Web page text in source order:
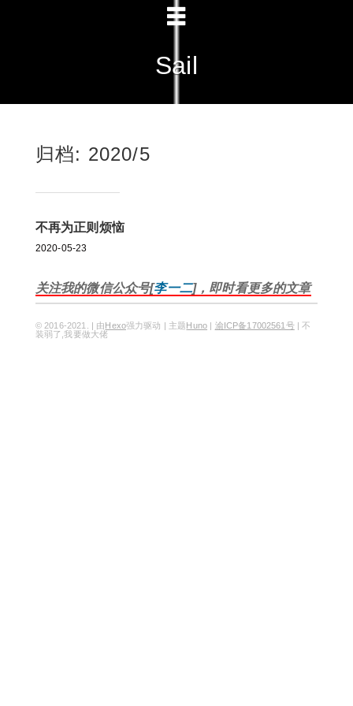
Sail
归档: 2020/5
不再为正则烦恼
2020-05-23
关注我的微信公众号[李一二]，即时看更多的文章
© 2016-2021. | 由 Hexo强力驱动 | 主题 Huno 渝ICP备17002561号| 不
装弱了,我要做大佬